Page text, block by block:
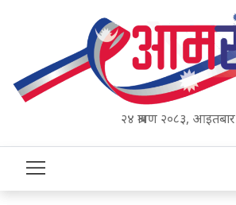
२४ श्रावण २०८३, आइतबार